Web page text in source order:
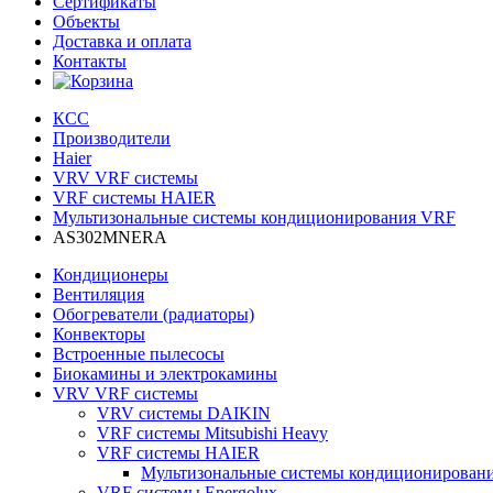
Объекты
Доставка и оплата
Контакты
КСС
Производители
Haier
VRV VRF системы
VRF системы HAIER
Мультизональные системы кондиционирования VRF
AS302MNERA
Кондиционеры
Вентиляция
Обогреватели (радиаторы)
Конвекторы
Встроенные пылесосы
Биокамины и электрокамины
VRV VRF системы
VRV системы DAIKIN
VRF системы Mitsubishi Heavy
VRF системы HAIER
Мультизональные системы